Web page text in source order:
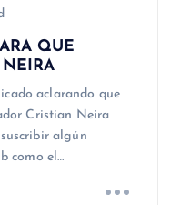
QUE
aclarando que
Cristian Neira
algún
como el…